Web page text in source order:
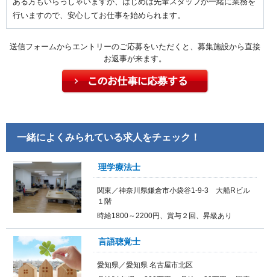
行いますので、安心してお仕事を始められます。
送信フォームからエントリーのご応募をいただくと、募集施設から直接
お返事が来ます。
一緒によくみられている求人をチェック！
理学療法士
関東／神奈川県鎌倉市小袋谷1-9-3 大船Rビル
１階
時給1800～2200円、賞与２回、昇級あり
言語聴覚士
愛知県／愛知県 名古屋市北区